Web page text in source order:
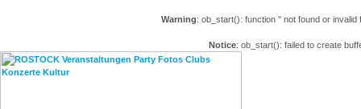
Warning: ob_start(): function '' not found or
Notice: ob_start(): failed to create